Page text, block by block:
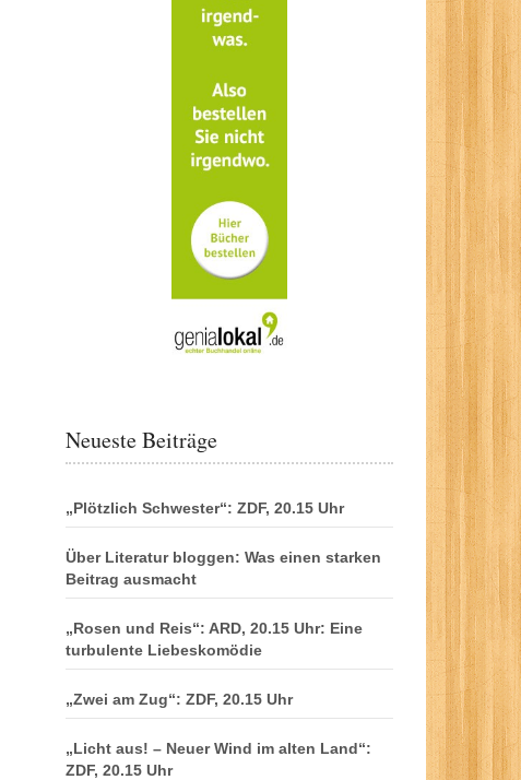
Neueste Beiträge
„Plötzlich Schwester“: ZDF, 20.15 Uhr
Über Literatur bloggen: Was einen starken
Beitrag ausmacht
„Rosen und Reis“: ARD, 20.15 Uhr: Eine
turbulente Liebeskomödie
„Zwei am Zug“: ZDF, 20.15 Uhr
„Licht aus! – Neuer Wind im alten Land“:
ZDF, 20.15 Uhr